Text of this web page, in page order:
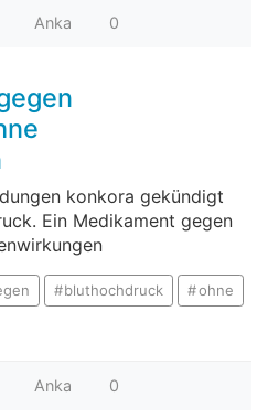
Anka 0
konkora gekündigt
Ein Medikament gegen
bluthochdruck ohne
Anka 0